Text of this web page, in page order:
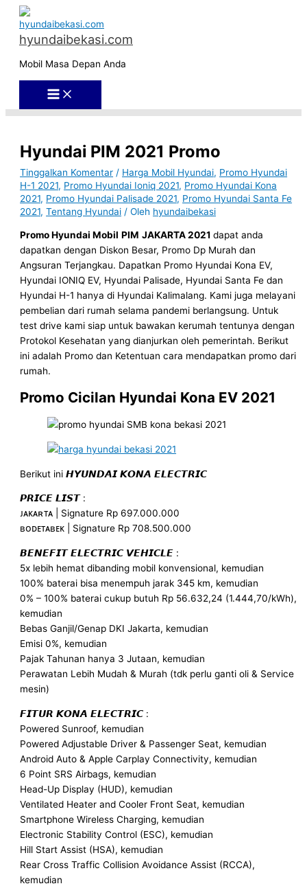
Lewati
konten
hyundaibekasi.com
Mobil Masa Depan Anda
t
Hyundai PIM 2021 Promo
Tinggalkan Komentar / Harga Mobil Hyundai, Promo Hyundai
H-1 2021, Promo Hyundai Ioniq 2021, Promo Hyundai Kona
2021, Promo Hyundai Palisade 2021, Promo Hyundai Santa Fe
2021,Tentang Hyundai / Oleh hyundaibekasi
Promo Hyundai Mobil PIM JAKARTA 2021dapat anda
dapatkan dengan Diskon Besar, Promo Dp Murah dan
Angsuran Terjangkau. Dapatkan Promo Hyundai Kona EV,
Hyundai IONIQ EV, Hyundai Palisade, Hyundai Santa Fe dan
Hyundai H-1 hanya di Hyundai Kalimalang. Kami juga melayani
pembelian dari rumah selama pandemi berlangsung. Untuk
test drive kami siap untuk bawakan kerumah tentunya dengan
Protokol Kesehatan yang dianjurkan oleh pemerintah. Berikut
ini adalah Promo dan Ketentuan cara mendapatkan promo dari
rumah.
Promo Cicilan Hyundai Kona EV 2021
Berikut ini 𝙃𝙔𝙐𝙉𝘿𝘼𝙄 𝙆𝙊𝙉𝘼 𝙀𝙇𝙀𝘾𝙏𝙍𝙄𝘾
𝙋𝙍𝙄𝘾𝙀 𝙇𝙄𝙎𝙏 :
ᴊᴀᴋᴀʀᴛᴀ | Signature Rp 697.000.000
ʙᴏᴅᴇᴛᴀʙᴇᴋ | Signature Rp 708.500.000
𝘽𝙀𝙉𝙀𝙁𝙄𝙏 𝙀𝙇𝙀𝘾𝙏𝙍𝙄𝘾 𝙑𝙀𝙃𝙄𝘾𝙇𝙀 :
5x lebih hemat dibanding mobil konvensional, kemudian
100% baterai bisa menempuh jarak 345 km, kemudian
0% – 100% baterai cukup butuh Rp 56.632,24 (1.444,70/kWh),
kemudian
Bebas Ganjil/Genap DKI Jakarta, kemudian
Emisi 0%, kemudian
Pajak Tahunan hanya 3 Jutaan, kemudian
Perawatan Lebih Mudah & Murah (tdk perlu ganti oli & Service
mesin)
𝙁𝙄𝙏𝙐𝙍 𝙆𝙊𝙉𝘼 𝙀𝙇𝙀𝘾𝙏𝙍𝙄𝘾 :
Powered Sunroof, kemudian
Powered Adjustable Driver & Passenger Seat, kemudian
Android Auto & Apple Carplay Connectivity, kemudian
6 Point SRS Airbags, kemudian
Head-Up Display (HUD), kemudian
Ventilated Heater and Cooler Front Seat, kemudian
Smartphone Wireless Charging, kemudian
Electronic Stability Control (ESC), kemudian
Hill Start Assist (HSA), kemudian
Rear Cross Traffic Collision Avoidance Assist (RCCA),
kemudian
Ketik
di
sini..
Name*
Email*
Situs
Web